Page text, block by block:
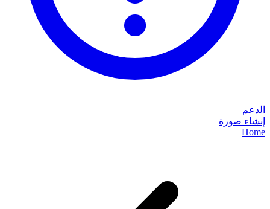
الدعم
إنشاء صورة
Home